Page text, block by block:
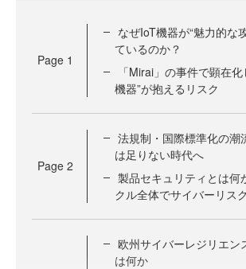
Page 1
なぜIoT機器が“魅力的な
ているのか？
「Mirai」の事件で顕在
機器”が抱えるリスク
Page 2
法規制・国際標準化の潮
は足りない時代へ
製品セキュリティとは何
クル全体でサイバーリス
欧州サイバーレジリエン
は何か